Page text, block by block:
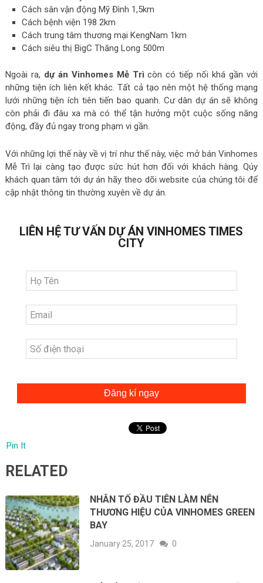
Cách sân vận động Mỹ Đình 1,5km
Cách bệnh viện 198 2km
Cách trung tâm thương mại KengNam 1km
Cách siêu thị BigC Thăng Long 500m
Ngoài ra, dự án Vinhomes Mễ Trì còn có tiếp nối khá gần với
những tiện ích liên kết khác. Tất cả tạo nên một hệ thống mạng
lưới những tiện ích tiên tiến bao quanh. Cư dân dự án sẽ không
còn phải đi đâu xa mà có thể tận hưởng một cuộc sống năng
động, đầy đủ ngay trong phạm vi gần.
Với những lợi thế này về vị trí như thế này, việc mở bán Vinhomes
Mễ Trì lại càng tạo được sức hút hơn đối với khách hàng. Qúy
khách quan tâm tới dự án hãy theo dõi website của chúng tôi để
cập nhật thông tin thường xuyên về dự án.
LIÊN HỆ TƯ VẤN DỰ ÁN VINHOMES TIMES
CITY
Đăng kí ngay
Pin It
RELATED
NHÂN TỐ ĐẦU TIÊN LÀM NÊN
THƯƠNG HIỆU CỦA VINHOMES GREEN
BAY
January 25, 2017 0